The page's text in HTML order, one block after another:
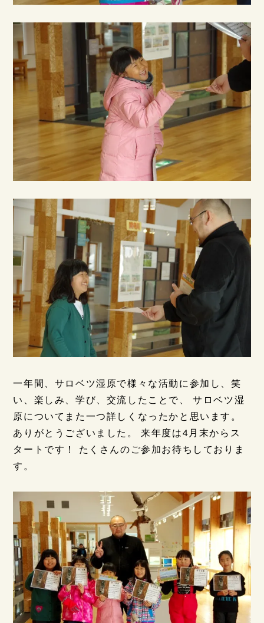
一年間、サロベツ湿原で様々な活動に参加し、笑
い、楽しみ、学び、交流したことで、 サロベツ湿
原についてまた一つ詳しくなったかと思います。
ありがとうございました。 来年度は4月末からス
タートです！ たくさんのご参加お待ちしておりま
す。